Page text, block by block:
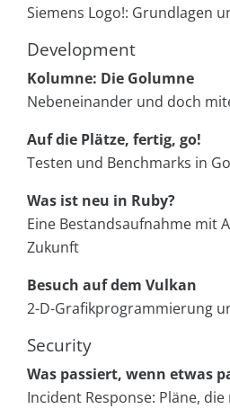
Siemens Logo!: Grundlagen
Development
Kolumne: Die Golumne
Nebeneinander und doch
Auf die Plätze, fertig, go!
Testen und Benchmarks in Go
Was ist neu in Ruby?
Eine Bestandsaufnahme mit
Zukunft
Besuch auf dem Vulkan
2-D-Grafikprogrammierung
Security
Was passiert, wenn etwas
Incident Response: Pläne,